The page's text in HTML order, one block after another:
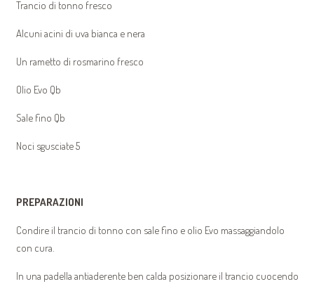
Trancio di tonno fresco
Alcuni acini di uva bianca e nera
Un rametto di rosmarino fresco
Olio Evo Qb
Sale fino Qb
Noci sgusciate 5
PREPARAZIONI
Condire il trancio di tonno con sale fino e olio Evo massaggiandolo
con cura.
In una padella antiaderente ben calda posizionare il trancio cuocendo